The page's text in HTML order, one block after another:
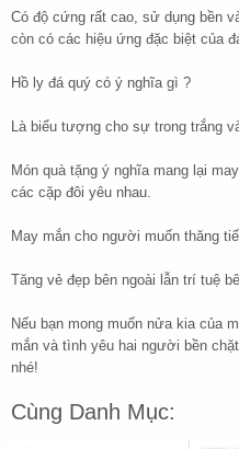
Có độ cứng rất cao, sử dụng bền
còn có các hiệu ứng đặc biệt của
Hồ ly đá quý có ý nghĩa gì ?
Là biểu tượng cho sự trong trắng
Món quà tặng ý nghĩa mang lại
các cặp đôi yêu nhau.
May mắn cho người muốn thăng
Tăng vẻ đẹp bên ngoài lẫn trí tuệ
Nếu bạn mong muốn nửa kia của
mắn và tình yêu hai người bền
nhé!
Cùng Danh Mục: